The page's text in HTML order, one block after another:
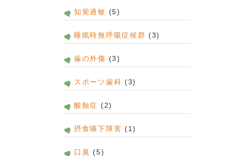
知覚過敏 (5)
睡眠時無呼吸症候群 (3)
歯の外傷 (3)
スポーツ歯科 (3)
酸蝕症 (2)
摂食嚥下障害 (1)
口臭 (5)